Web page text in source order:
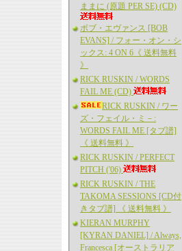
ままに (原題 PER SE) (CD)
ボブ・エヴァンス [BOB
EVANS] / フォー・オン・シ
ックス: 4 ON 6《 送料無料
》
RICK RUSKIN / WORDS
FAIL ME (CD)
RICK RUSKIN / ワー
ズ・フェイル・ミ－:
WORDS FAIL ME [タブ譜]
《 送料無料 》
RICK RUSKIN / PERFECT
PITCH ('06)
RICK RUSKIN / THE
TAKOMA SESSIONS [CD付
きタブ譜] 《 送料無料 》
KIERAN MURPHY
[KYRAN DANIEL] / Always,
Francesca [オーストラリア